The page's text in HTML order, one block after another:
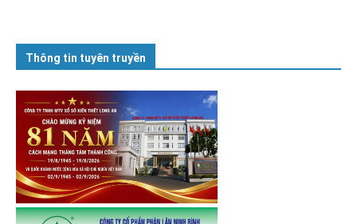
Thông tin tuyên truyền